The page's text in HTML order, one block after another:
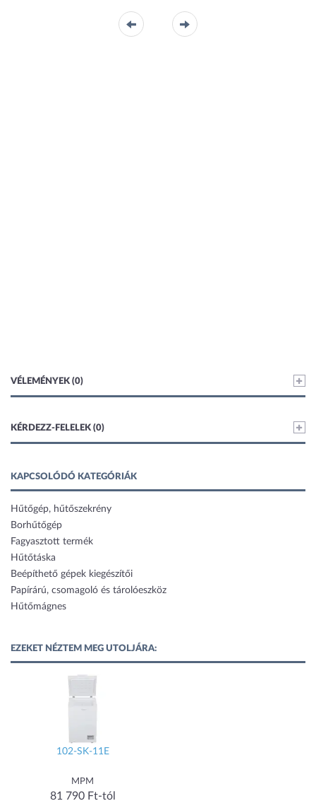
VÉLEMÉNYEK (0)
KÉRDEZZ-FELELEK (0)
KAPCSOLÓDÓ KATEGÓRIÁK
Hűtőgép, hűtőszekrény
Borhűtőgép
Fagyasztott termék
Hűtőtáska
Beépíthető gépek kiegészítői
Papírárú, csomagoló és tárolóeszköz
Hűtőmágnes
EZEKET NÉZTEM MEG UTOLJÁRA:
102-SK-11E
MPM
81 790 Ft-tól